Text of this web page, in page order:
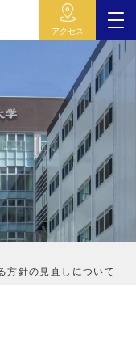
アクセス
方針の見直しについて